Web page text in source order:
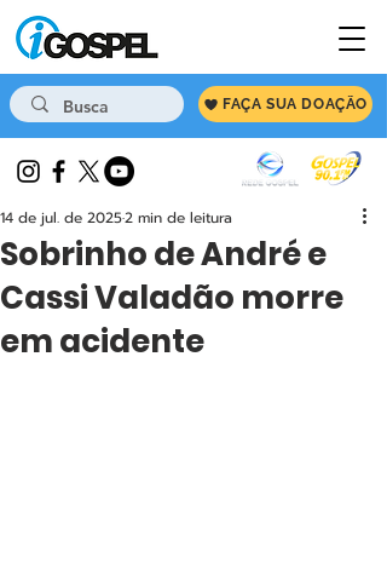
FAÇA SUA DOAÇÃO
Sobrinho de André e
Cassi Valadão morre
em acidente
14 de jul. de 20252 min de leitura